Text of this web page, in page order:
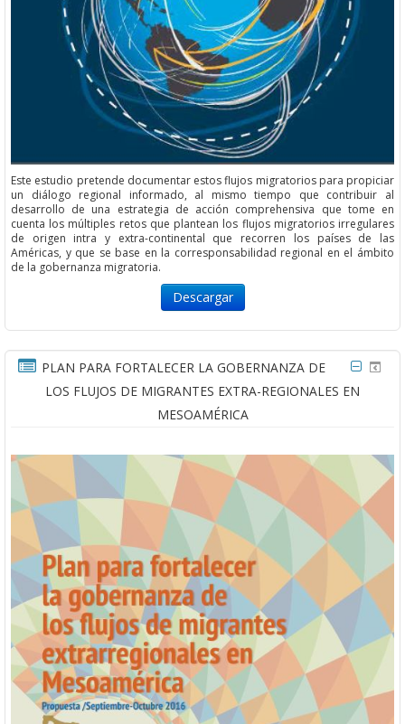
Este estudio pretende documentar estos flujos migratorios para propiciar
un diálogo regional informado, al mismo tiempo que contribuir al
desarrollo de una estrategia de acción comprehensiva que tome en
cuenta los múltiples retos que plantean los flujos migratorios irregulares
de origen intra y extra-continental que recorren los países de las
Américas, y que se base en la corresponsabilidad regional en el ámbito
de la gobernanza migratoria.
Descargar
PLAN PARA FORTALECER LA GOBERNANZA DE
LOS FLUJOS DE MIGRANTES EXTRA-REGIONALES EN
MESOAMÉRICA